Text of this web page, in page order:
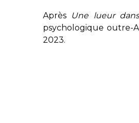
Après Une lueur
psychologique outre-
2023.